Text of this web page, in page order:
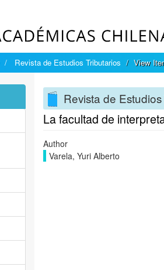
Revista de Estudios Tributarios View
Revista de
La facultad de
Author
Varela, Yuri Alberto